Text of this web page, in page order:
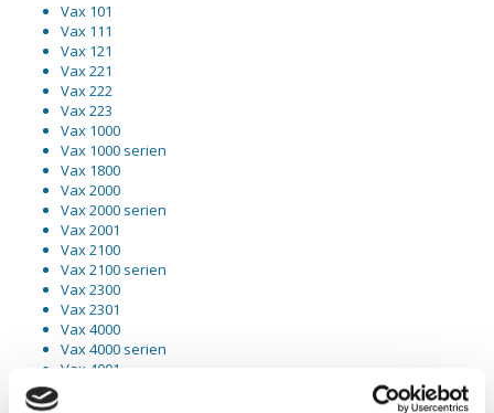
Vax 101
Vax 111
Vax 121
Vax 221
Vax 222
Vax 223
Vax 1000
Vax 1000 serien
Vax 1800
Vax 2000
Vax 2000 serien
Vax 2001
Vax 2100
Vax 2100 serien
Vax 2300
Vax 2301
Vax 4000
Vax 4000 serien
Vax 4001